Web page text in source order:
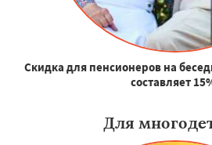
Скидка для пенсионеров на
составляет
Для